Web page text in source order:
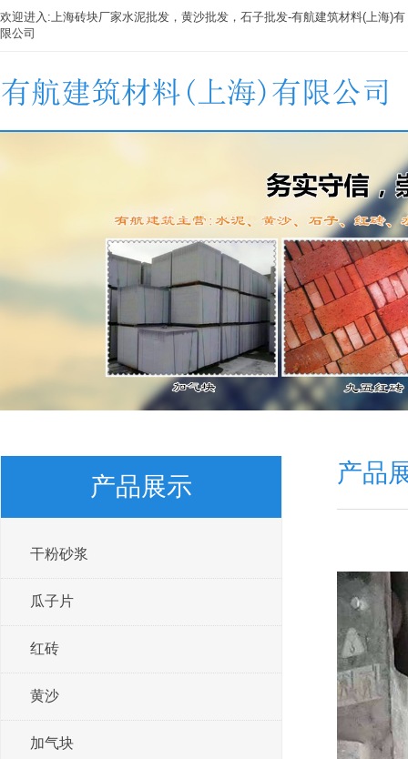
欢迎进入:上海砖块厂家水泥批发，黄沙批发，石子批发-有航建筑材料(上海)有
限公司
产品展示
干粉砂浆
瓜子片
红砖
黄沙
加气块
产品